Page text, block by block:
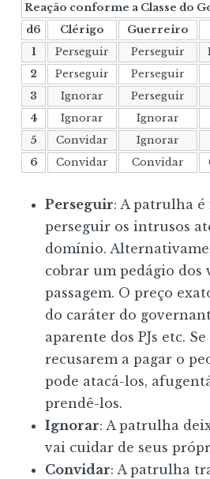
Reação conforme a Classe do
d6
Clérigo Guerreiro
1
Perseguir Perseguir
2
Perseguir Perseguir
3
Ignorar Perseguir
4
Ignorar Ignorar
5
Convidar Ignorar
6
Convidar Convidar
Perseguir: A patrulha
perseguir os intrusos
domínio.
cobrar um pedágio dos
passagem. O preço
do caráter do
aparente dos PJs etc. Se
recusarem a pagar o
pode atacá-los,
prendê-los.
Ignorar: A patrulha
vai cuidar de seus
Convidar: A patrulha